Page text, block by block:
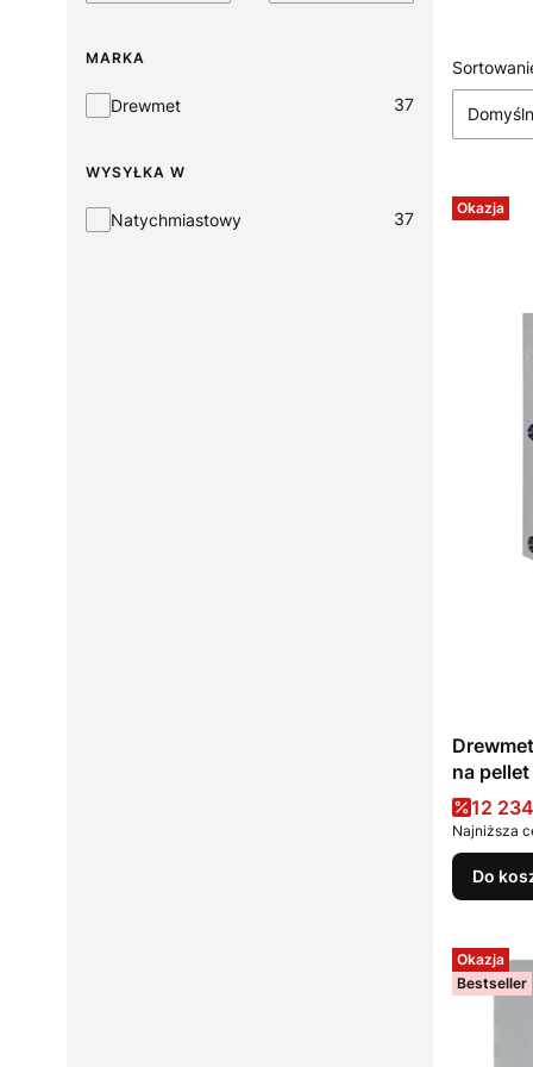
MARKA
Marka
Drewmet 37
WYSYŁKA W
Wysyłka w
Natychmiastowy 37
Lista
Okazja
na pellet
Cena
12
Najniższa
Do
Okazja
Bestseller